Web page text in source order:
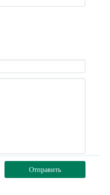
Отправить